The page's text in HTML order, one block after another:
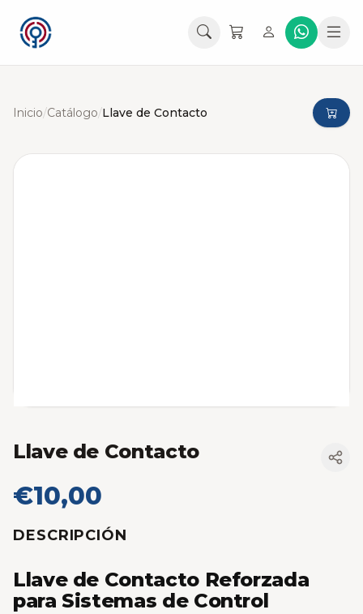
Inicio/Catálogo/Llave de Contacto
Llave de Contacto
€10,00
DESCRIPCIÓN
Llave de Contacto Reforzada
para Sistemas de Control